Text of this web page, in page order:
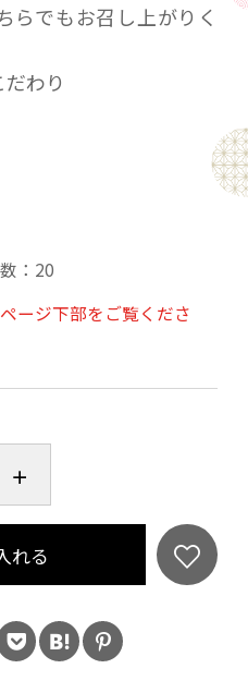
らでもお召し上がりく
わり
、まろやかな風味に仕
せん”
とにしました”
能な栽培を行ってい
得。
信を持って皆様にお出
が出来上がりました。
約35％含有）生食・加
：20
ージ下部をご覧くださ
れる